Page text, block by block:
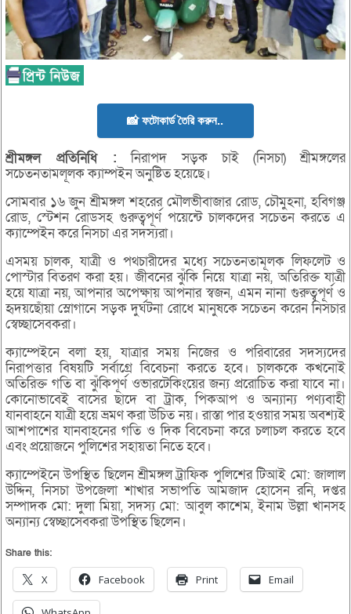
📸 ফটোকার্ড তৈরি করুন..
শ্রীমঙ্গল প্রতিনিধি : নিরাপদ সড়ক চাই (নিসচা) শ্রীমঙ্গলের
সচেতনতামলূলক ক্যাম্পইন অনুষ্টিত হয়েছে।
সোমবার ১৬ জুন শ্রীমঙ্গল শহরের মৌলভীবাজার রোড, চৌমুহনা, হবিগঞ্জ
রোড, স্টেশন রোডসহ গুরুত্বপূর্ণ পয়েন্টে চালকদের সচেতন করতে এ
ক্যাম্পেইন করে নিসচা এর সদস্যরা।
এসময় চালক, যাত্রী ও পথচারীদের মধ্যে সচেতনতামূলক লিফলেট ও
পোস্টার বিতরণ করা হয়। জীবনের ঝুঁকি নিয়ে যাত্রা নয়, অতিরিক্ত যাত্রী
হয়ে যাত্রা নয়, আপনার অপেক্ষায় আপনার স্বজন, এমন নানা গুরুত্বপূর্ণ ও
হৃদয়ছোঁয়া স্লোগানে সড়ক দুর্ঘটনা রোধে মানুষকে সচেতন করেন নিসচার
স্বেচ্ছাসেবকরা।
ক্যাম্পেইনে বলা হয়, যাত্রার সময় নিজের ও পরিবারের সদস্যদের
নিরাপত্তার বিষয়টি সর্বাগ্রে বিবেচনা করতে হবে। চালককে কখনোই
অতিরিক্ত গতি বা ঝুঁকিপূর্ণ ওভারটেকিংয়ের জন্য প্ররোচিত করা যাবে না।
কোনোভাবেই বাসের ছাদে বা ট্রাক, পিকআপ ও অন্যান্য পণ্যবাহী
যানবাহনে যাত্রী হয়ে ভ্রমণ করা উচিত নয়। রাস্তা পার হওয়ার সময় অবশ্যই
আশপাশের যানবাহনের গতি ও দিক বিবেচনা করে চলাচল করতে হবে
এবং প্রয়োজনে পুলিশের সহায়তা নিতে হবে।
ক্যাম্পেইনে উপস্থিত ছিলেন শ্রীমঙ্গল ট্রাফিক পুলিশের টিআই মো: জালাল
উদ্দিন, নিসচা উপজেলা শাখার সভাপতি আমজাদ হোসেন রনি, দপ্তর
সম্পাদক মো: দুলা মিয়া, সদস্য মো: আবুল কাশেম, ইনাম উল্লা খানসহ
অন্যান্য স্বেচ্ছাসেবকরা উপস্থিত ছিলেন।
Share this:
X Facebook Print Email